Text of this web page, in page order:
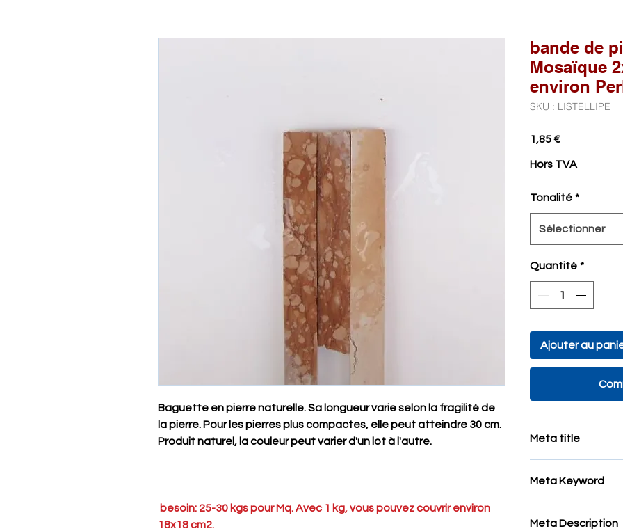
Baguette en pierre naturelle. Sa longueur varie selon la fragilité de
la pierre. Pour les pierres plus compactes, elle peut atteindre 30 cm.
Produit naturel, la couleur peut varier d'un lot à l'autre.
besoin: 25-30 kgs pour Mq. Avec 1 kg, vous pouvez couvrir environ
18x18 cm2.
bande de
Mosaïque
environ
SKU : LISTELLIPE
1,85 €Prix
Hors TVA
Tonalité *
Sélectionner
Quantité *
Ajouter au
Meta title
Meta Keyword
pour Mosaïque,
Meta Description